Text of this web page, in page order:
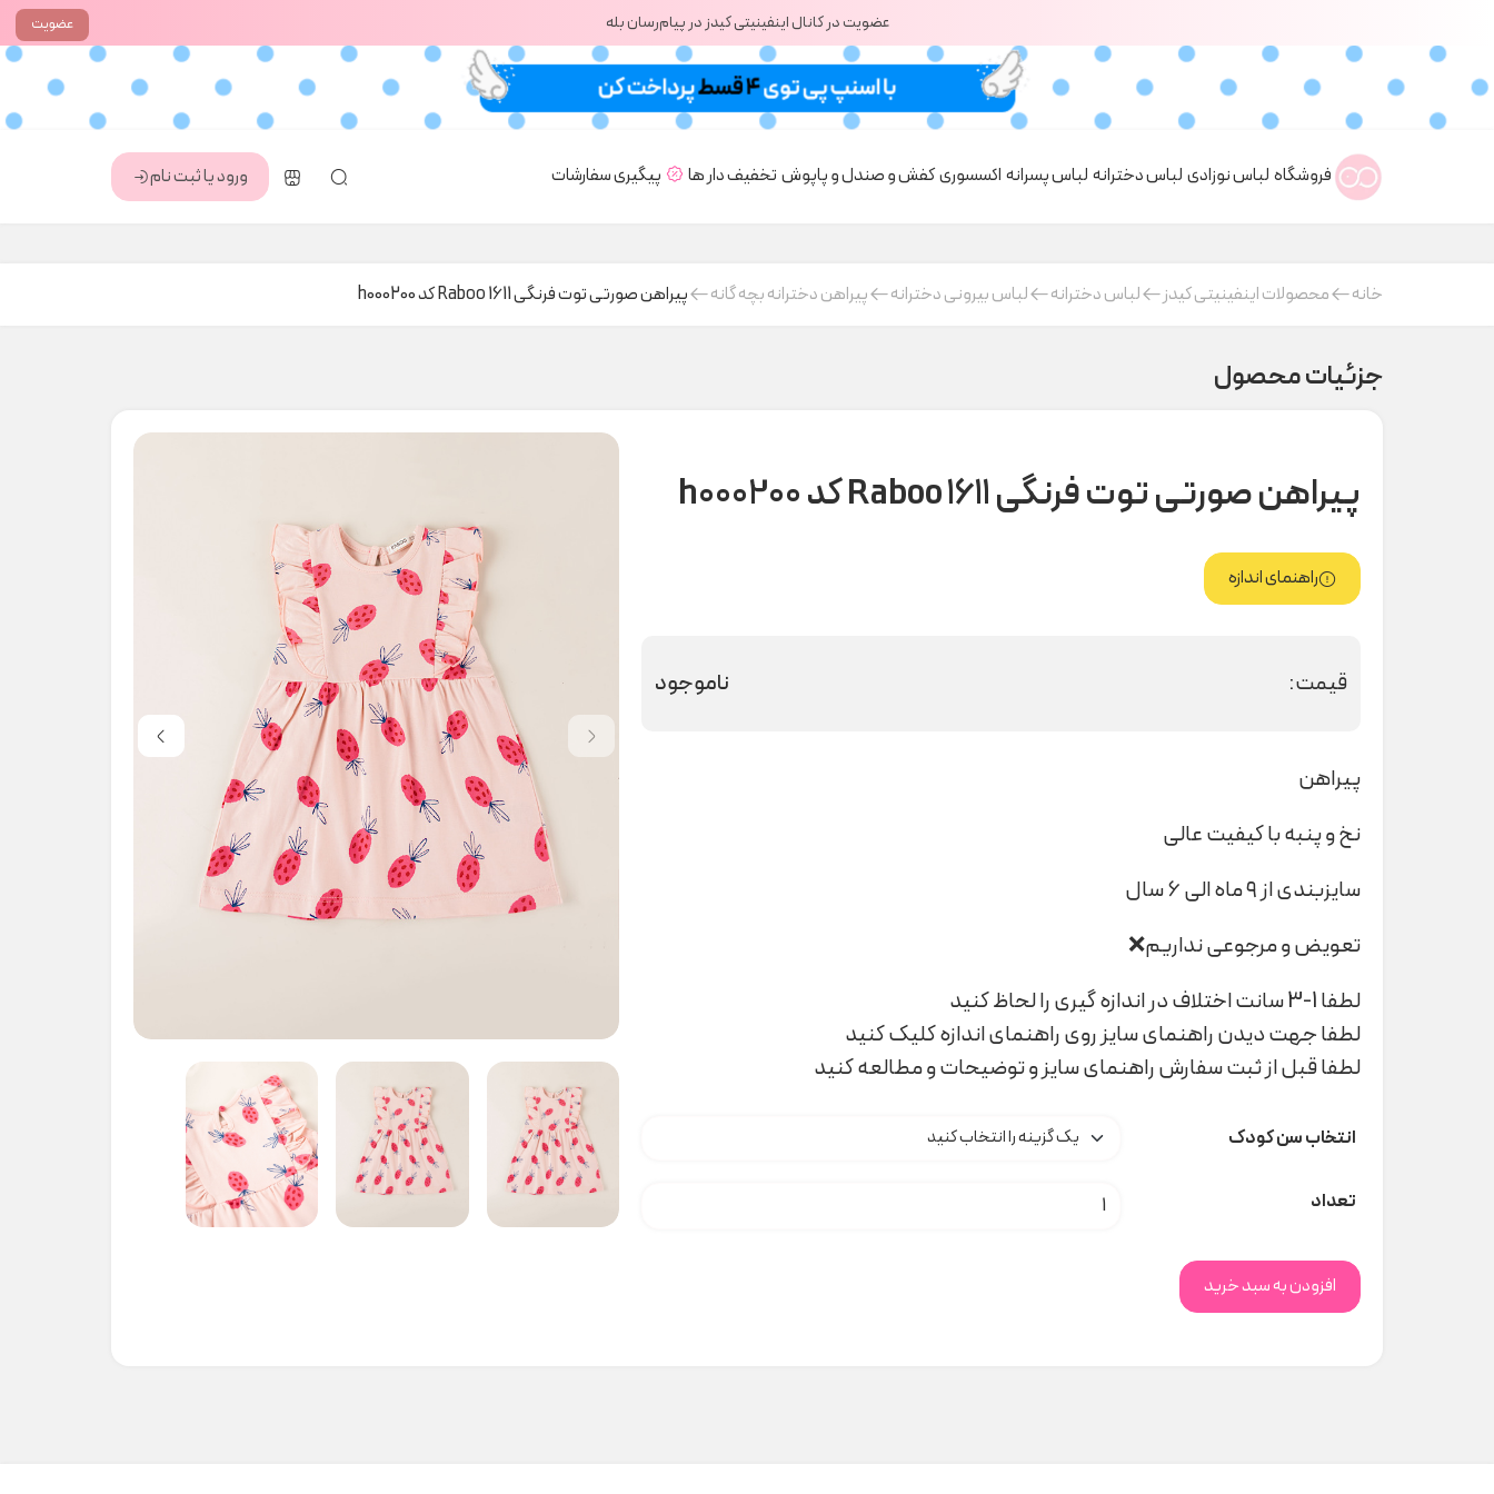
عضویت عضویت در کانال اینفینیتی کیدز در پیام‌رسان بله
فروشگاه لباس نوزادی لباس دخترانه لباس پسرانه اکسسوریکفش و صندل و پاپوش تخفیف دار ها پیگیری سفارشات ورود یا ثبت نام
خانه محصولات اینفینیتی کیدز لباس دخترانه لباس بیرونی دخترانه پیراهن دخترانه بچه گانه پیراهن صورتی توت فرنگی 1611 Raboo کد h000200
جزئیات محصول
پیراهن صورتی توت فرنگی 1611 Raboo کد h000200
راهنمای اندازه
قیمت: ناموجود
پیراهن
نخ و پنبه با کیفیت عالی
سایزبندی از ۹ ماه الی ۶ سال
تعویض و مرجوعی نداریم❌
لطفا 1-3 سانت اختلاف در اندازه گیری را لحاظ کنید
لطفا جهت دیدن راهنمای سایز روی راهنمای اندازه کلیک کنید
لطفا قبل از ثبت سفارش راهنمای سایز و توضیحات و مطالعه کنید
انتخاب سن کودک
تعداد پیراهن صورتی توت فرنگی 1611 Raboo کد h000200 عدد
افزودن به سبد خرید